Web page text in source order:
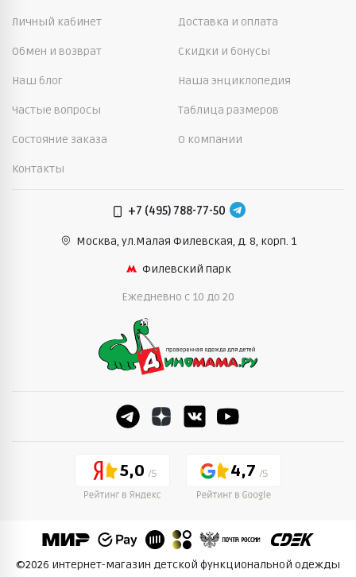
Личный кабинет Доставка и оплата
Обмен и возврат Скидки и бонусы
Наш блог Наша энциклопедия
Частые вопросы Таблица размеров
Состояние заказа О компании
Контакты
+7 (495) 788-77-50
Москва, ул.Малая Филевская, д. 8, корп. 1
Филевский парк
Ежедневно c 10 до 20
5,0 4,7
©2026 интернет-магазин детской функциональной одежды